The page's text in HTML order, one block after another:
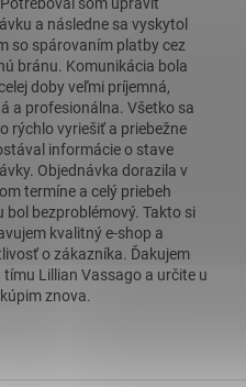
som upraviť
a následne sa vyskytol
so spárovaním platby cez
bránu. Komunikácia bola
doby veľmi príjemná,
a profesionálna. Všetko sa
rýchlo vyriešiť a priebežne
informácie o stave
Objednávka dorazila v
termíne a celý priebeh
bol bezproblémový. Takto si
kvalitný e-shop a
o zákazníka. Ďakujem
tímu Lillian Vassago a určite u
znova.